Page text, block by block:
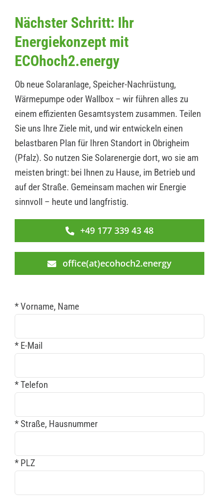
Nächster Schritt: Ihr
Energiekonzept mit
ECOhoch2.energy
Ob neue Solaranlage, Speicher-Nachrüstung,
Wärmepumpe oder Wallbox – wir führen alles zu
einem effizienten Gesamtsystem zusammen. Teilen
Sie uns Ihre Ziele mit, und wir entwickeln einen
belastbaren Plan für Ihren Standort in Obrigheim
(Pfalz). So nutzen Sie Solarenergie dort, wo sie am
meisten bringt: bei Ihnen zu Hause, im Betrieb und
auf der Straße. Gemeinsam machen wir Energie
sinnvoll – heute und langfristig.
+49 177 339 43 48
office(at)ecohoch2.energy
* Vorname, Name
* E-Mail
* Telefon
* Straße, Hausnummer
* PLZ